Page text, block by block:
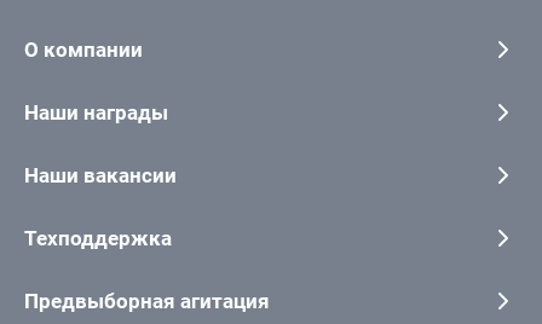
О компании
Наши награды
Наши вакансии
Техподдержка
Предвыборная агитация